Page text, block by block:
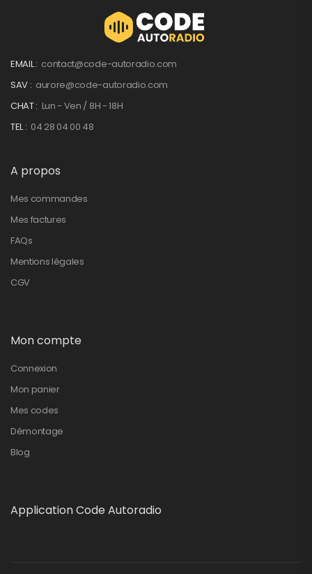
EMAIL : contact@code-autoradio.com
SAV : aurore@code-autoradio.com
CHAT : Lun - Ven / 8H - 18H
TEL : 04 28 04 00 48
A propos
Mes commandes
Mes factures
FAQs
Mentions légales
CGV
Mon compte
Connexion
Mon panier
Mes codes
Démontage
Blog
Application Code Autoradio